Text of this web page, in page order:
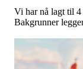
Vi har nå lagt til
Bakgrunner